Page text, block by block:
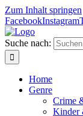
Zum Inhalt springen
FacebookInstagram
Suche nach:
Home
Genre
Crime
Kinder